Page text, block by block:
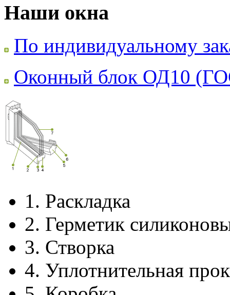
Наши окна
По индивидуальному
Оконный блок ОД10
1. Раскладка
2. Герметик
3. Створка
4. Уплотнительная